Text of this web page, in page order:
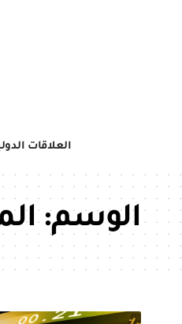
العلاقات
الوسم: